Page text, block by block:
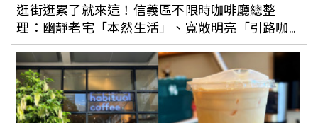
逛街逛累了就來這！信義區不限時咖啡廳總整
理：幽靜老宅「本然生活」、寬敞明亮「引路咖
啡」，享受忙裡偷閒的悠閒時光